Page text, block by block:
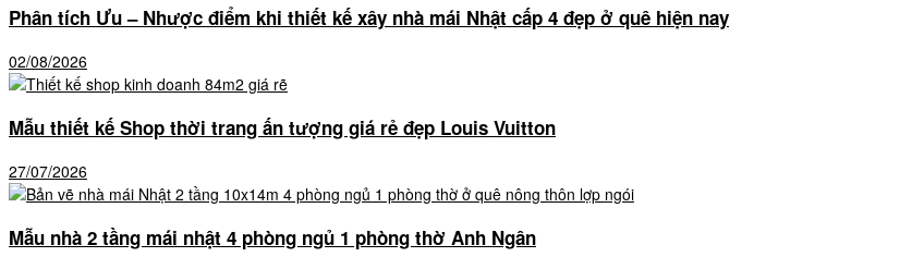
Phân tích Ưu – Nhược điểm khi thiết kế xây nhà mái Nhật cấp 4 đẹp ở quê hiện nay
02/08/2026
Mẫu thiết kế Shop thời trang ấn tượng giá rẻ đẹp Louis Vuitton
27/07/2026
Mẫu nhà 2 tầng mái nhật 4 phòng ngủ 1 phòng thờ Anh Ngân